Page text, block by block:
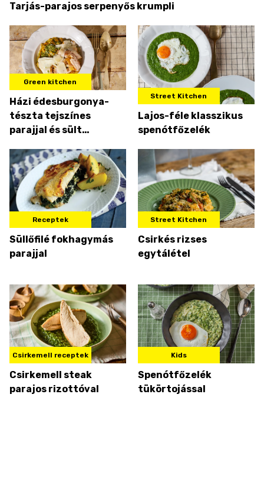
Tarjás-parajos serpenyős krumpli
Green kitchen
Házi édesburgonya-
tészta tejszínes
parajjal és sült
Street Kitchen
Lajos-féle klasszikus
spenótfőzelék
Receptek
Süllőfilé fokhagymás
parajjal
Street Kitchen
Csirkés rizses
egytálétel
Csirkemell receptek
Csirkemell steak
parajos rizottóval
Kids
Spenótfőzelék
tükörtojással